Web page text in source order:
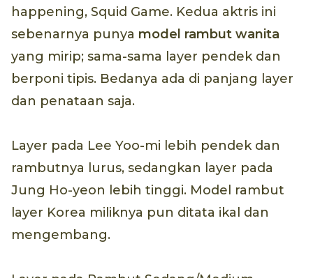
happening, Squid Game. Kedua aktris ini
sebenarnya punya model rambut wanita
yang mirip; sama-sama layer pendek dan
berponi tipis. Bedanya ada di panjang layer
dan penataan saja.
Layer pada Lee Yoo-mi lebih pendek dan
rambutnya lurus, sedangkan layer pada
Jung Ho-yeon lebih tinggi. Model rambut
layer Korea miliknya pun ditata ikal dan
mengembang.